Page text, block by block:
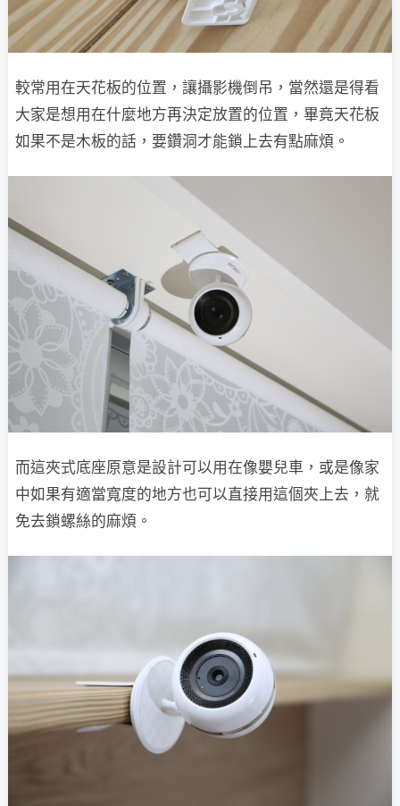
較常用在天花板的位置，讓攝影機倒吊，當然還是得看
大家是想用在什麼地方再決定放置的位置，畢竟天花板
如果不是木板的話，要鑽洞才能鎖上去有點麻煩。
而這夾式底座原意是設計可以用在像嬰兒車，或是像家
中如果有適當寬度的地方也可以直接用這個夾上去，就
免去鎖螺絲的麻煩。